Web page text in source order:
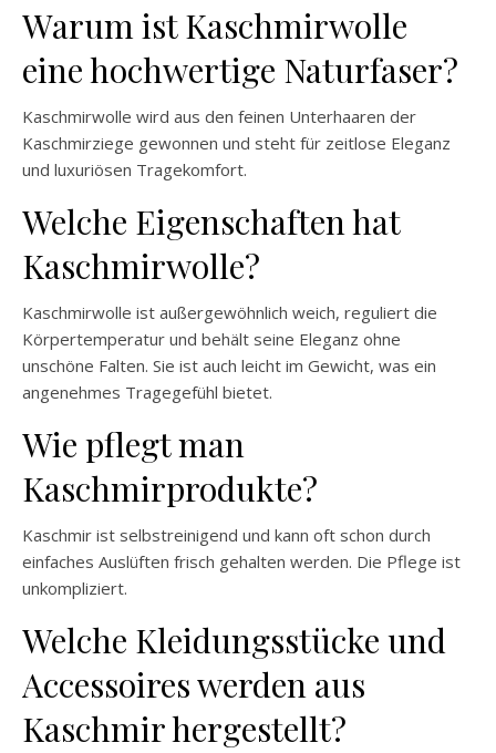
Warum ist Kaschmirwolle
eine hochwertige Naturfaser?
Kaschmirwolle wird aus den feinen Unterhaaren der
Kaschmirziege gewonnen und steht für zeitlose Eleganz
und luxuriösen Tragekomfort.
Welche Eigenschaften hat
Kaschmirwolle?
Kaschmirwolle ist außergewöhnlich weich, reguliert die
Körpertemperatur und behält seine Eleganz ohne
unschöne Falten. Sie ist auch leicht im Gewicht, was ein
angenehmes Tragegefühl bietet.
Wie pflegt man
Kaschmirprodukte?
Kaschmir ist selbstreinigend und kann oft schon durch
einfaches Auslüften frisch gehalten werden. Die Pflege ist
unkompliziert.
Welche Kleidungsstücke und
Accessoires werden aus
Kaschmir hergestellt?